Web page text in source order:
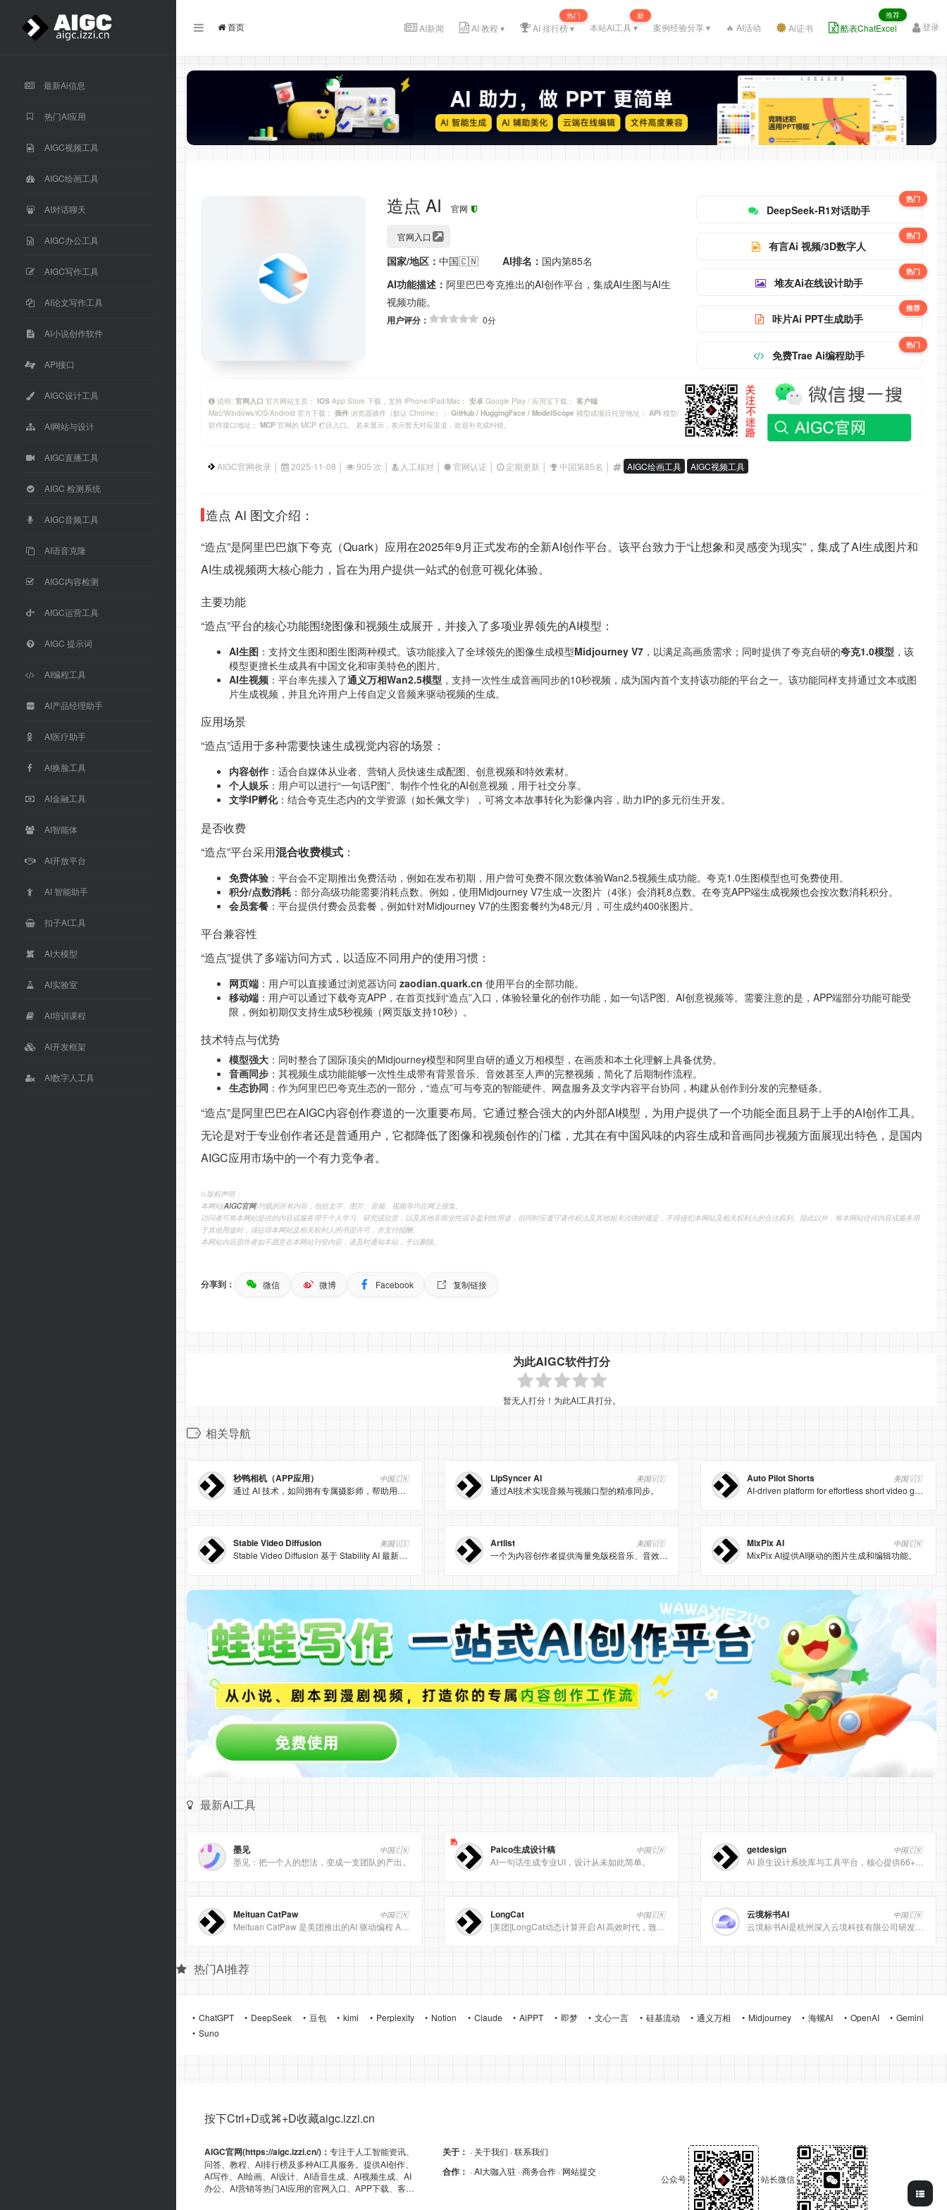
最新Ai信息
热门AI应用
AIGC视频工具
AIGC绘画工具
AI对话聊天
AIGC办公工具
AIGC写作工具
AI论文写作工具
AI小说创作软件
API接口
AIGC设计工具
AI网站与设计
AIGC直播工具
AIGC 检测系统
AIGC音频工具
AI语音克隆
AIGC内容检测
AIGC运营工具
AIGC 提示词
AI编程工具
AI产品经理助手
AI医疗助手
AI换脸工具
AI金融工具
AI智能体
AI开放平台
AI 智能助手
扣子AI工具
AI大模型
AI实验室
AI培训课程
AI开发框架
AI数字人工具
首页 AI新闻 AI 教程 ▾ AI 排行榜 ▾
热门
本站AI工具 ▾
新
案例经验分享 ▾ 🔥 AI活动 Ai证书 酷表ChatExcel
推荐
登录
造点 AI 官网
官网入口
国家/地区： 中国🇨🇳 AI排名： 国内第85名
AI功能描述： 阿里巴巴夸克推出的AI创作平台，集成AI生图与AI生
视频功能。
用户评分： 0分
DeepSeek-R1对话助手
热门
有言Ai 视频/3D数字人
热门
堆友Ai在线设计助手
热门
咔片Ai PPT生成助手
推荐
免费Trae Ai编程助手
热门
说明: 官网入口 官方网站主页； IOS App Store 下载，支持 iPhone/iPad/Mac； 安卓 Google Play / 应用宝下载； 客户端
Mac/Windows/iOS/Android 官方下载； 插件 浏览器插件（默认 Chrome）； GitHub / HuggingFace / ModelScope 模型或项目托管地址； API 模型/
软件接口地址； MCP 官网的 MCP 栏目入口。 若未显示，表示暂无对应渠道，欢迎补充或纠错。
AIGC官网收录 │ 2025-11-08 │ 905 次 │ 人工核对 │ 官网认证 │ 定期更新 │ 中国第85名 │ AIGC绘画工具 AIGC视频工具
造点 AI 图文介绍：
“造点”是阿里巴巴旗下夸克（Quark）应用在2025年9月正式发布的全新AI创作平台。该平台致力于“让想象和灵感变为现实”，集成了AI生成图片和
AI生成视频两大核心能力，旨在为用户提供一站式的创意可视化体验。
主要功能
“造点”平台的核心功能围绕图像和视频生成展开，并接入了多项业界领先的AI模型：
AI生图 ：支持文生图和图生图两种模式。该功能接入了全球领先的图像生成模型Midjourney V7 ，以满足高画质需求；同时提供了夸克自研的夸克1.0模型 ，该
模型更擅长生成具有中国文化和审美特色的图片。
AI生视频 ：平台率先接入了通义万相Wan2.5模型 ，支持一次性生成音画同步的10秒视频，成为国内首个支持该功能的平台之一。该功能同样支持通过文本或图
片生成视频，并且允许用户上传自定义音频来驱动视频的生成。
应用场景
“造点”适用于多种需要快速生成视觉内容的场景：
内容创作 ：适合自媒体从业者、营销人员快速生成配图、创意视频和特效素材。
个人娱乐 ：用户可以进行“一句话P图”、制作个性化的AI创意视频，用于社交分享。
文学IP孵化：结合夸克生态内的文学资源（如长佩文学），可将文本故事转化为影像内容，助力IP的多元衍生开发。
是否收费
“造点”平台采用混合收费模式 ：
免费体验 ：平台会不定期推出免费活动，例如在发布初期，用户曾可免费不限次数体验Wan2.5视频生成功能。夸克1.0生图模型也可免费使用。
积分/点数消耗 ：部分高级功能需要消耗点数。例如，使用Midjourney V7生成一次图片（4张）会消耗8点数。在夸克APP端生成视频也会按次数消耗积分。
会员套餐 ：平台提供付费会员套餐，例如针对Midjourney V7的生图套餐约为48元/月，可生成约400张图片。
平台兼容性
“造点”提供了多端访问方式，以适应不同用户的使用习惯：
网页端 ：用户可以直接通过浏览器访问 zaodian.quark.cn 使用平台的全部功能。
移动端 ：用户可以通过下载夸克APP，在首页找到“造点”入口，体验轻量化的创作功能，如一句话P图、AI创意视频等。需要注意的是，APP端部分功能可能受
限，例如初期仅支持生成5秒视频（网页版支持10秒）。
技术特点与优势
模型强大 ：同时整合了国际顶尖的Midjourney模型和阿里自研的通义万相模型，在画质和本土化理解上具备优势。
音画同步 ：其视频生成功能能够一次性生成带有背景音乐、音效甚至人声的完整视频，简化了后期制作流程。
生态协同 ：作为阿里巴巴夸克生态的一部分，“造点”可与夸克的智能硬件、网盘服务及文学内容平台协同，构建从创作到分发的完整链条。
“造点”是阿里巴巴在AIGC内容创作赛道的一次重要布局。它通过整合强大的内外部AI模型，为用户提供了一个功能全面且易于上手的AI创作工具。
无论是对于专业创作者还是普通用户，它都降低了图像和视频创作的门槛，尤其在有中国风味的内容生成和音画同步视频方面展现出特色，是国内
AIGC应用市场中的一个有力竞争者。
©️版权声明：
本网站(AIGC官网)刊载的所有内容，包括文字、图片、音频、视频等均在网上搜集。
访问者可将本网站提供的内容或服务用于个人学习、研究或欣赏，以及其他非商业性或非盈利性用途，但同时应遵守著作权法及其他相关法律的规定，不得侵犯本网站及相关权利人的合法权利。除此以外，将本网站任何内容或服务用
于其他用途时，须征得本网站及相关权利人的书面许可，并支付报酬。
本网站内容原作者如不愿意在本网站刊登内容，请及时通知本站，予以删除。
分享到： 微信 微博 Facebook 复制链接
为此AIGC软件打分
暂无人打分！为此AI工具打分。
相关导航
秒鸭相机（APP应用） 中国🇨🇳
通过 AI 技术，如同拥有专属摄影师，帮助用户实现写真自由，生成平行世界中另一个自己的写真形象
LipSyncer AI 美国🇺🇸
通过AI技术实现音频与视频口型的精准同步。
Auto Pilot Shorts 美国🇺🇸
AI-driven platform for effortless short video generation.
Stable Video Diffusion 美国🇺🇸
Stable Video Diffusion 基于 Stability AI 最新图像扩散模型，支持文本/图片转视频，最高 576×1024 分辨率、3–30 fps 可调帧率，免排队、一键在线生成 4 秒高质量短片，适用于研究、教育与创意场景。
Artlist 美国🇺🇸
一个为内容创作者提供海量免版税音乐、音效、素材画面 + AI 图像/视频/语音工具的一站式平台。
MixPix AI 中国🇨🇳
MixPix AI提供AI驱动的图片生成和编辑功能。
最新Ai工具
墨见 中国🇨🇳
墨见：把一个人的想法，变成一支团队的产出。
热
Paico生成设计稿 中国🇨🇳
AI一句话生成专业UI，设计从未如此简单。
getdesign 中国🇨🇳
Meituan CatPaw 中国🇨🇳 LongCat 中国🇨🇳
[美团]LongCat动态计算开启 AI 高效时代，致力于为用户提供高效、精准、多模态的人工智能服务。
云境标书AI 中国🇨🇳
热门AI推荐
ChatGPT DeepSeek 豆包 kimi Perplexity Notion Claude AiPPT 即梦 文心一言 硅基流动 通义万相 Midjourney 海螺AI OpenAI
Gemini
Suno
按下Ctrl+D或⌘+D收藏aigc.izzi.cn
AIGC官网(https://aigc.izzi.cn/)： 专注于人工智能资讯、
问答、教程、AI排行榜及多种AI工具服务。提供AI创作、
AI写作、AI绘画、AI设计、AI语音生成、AI视频生成、AI
办公、AI营销等热门AI应用的官网入口、APP下载、客户
关于： · 关于我们 · 联系我们
合作： · AI大咖入驻 · 商务合作 · 网站提交
公众号 站长微信